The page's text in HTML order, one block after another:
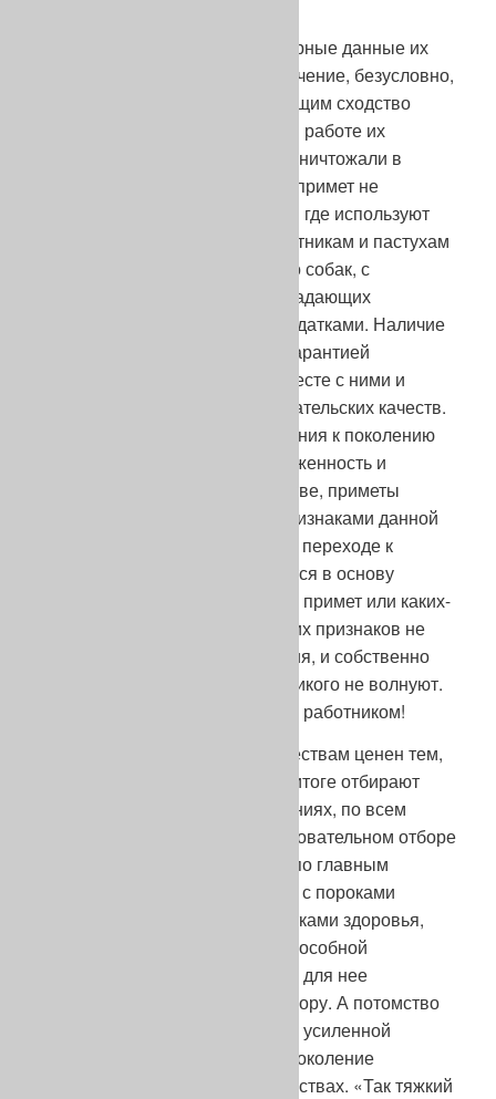
Заботили ли крестьян экстерьерные данные их
собак? Нисколько. Какое-то значение, безусловно,
придавалось приметам, выдающим сходство
щенков с особенно хорошими в работе их
предками. На этом основании уничтожали в
первую очередь щенков, таких примет не
имеющих. Так поступают везде, где используют
местных собак для работы: охотникам и пастухам
желательно выращивать только собак, с
наибольшей вероятностью обладающих
подходящими врожденными задатками. Наличие
примет служит определенной гарантией
унаследования потомством вместе с ними и
вполне определенных пользовательских качеств.
С течением времени, от поколения к поколению
приобретая все большую выраженность и
увеличиваясь в своем количестве, приметы
становятся отличительными признаками данной
популяции, породы собак и при переходе к
культурному разведению ложатся в основу
стандарта. Но до этого наличие примет или каких-
то иных специфических внешних признаков не
является самоцелью разведения, и собственно
экстерьерные качества собак никого не волнуют.
Лишь бы собака была хорошим работником!
Жесткий отбор по рабочим качествам ценен тем,
что с его помощью в конечном итоге отбирают
собак хороших во всех отношениях, по всем
параметрам. То есть, при пользовательном отборе
спонтанно ведется селекция и по главным
экстерьерным формам. Собака с пороками
сложения, равно как с недостатками здоровья,
психики, ума, оказывается неспособной
выполнять тяжелую работу, что для нее
равнозначно смертному приговору. А потомство
лучших, подвергаясь все более усиленной
эксплуатации, из поколения в поколение
совершенствуется в своих качествах. «Так тяжкий